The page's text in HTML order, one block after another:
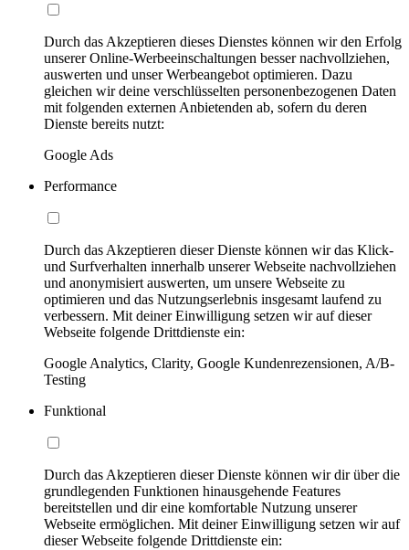
Durch das Akzeptieren dieses Dienstes können wir den Erfolg
unserer Online-Werbeeinschaltungen besser nachvollziehen,
auswerten und unser Werbeangebot optimieren. Dazu
gleichen wir deine verschlüsselten personenbezogenen Daten
mit folgenden externen Anbietenden ab, sofern du deren
Dienste bereits nutzt:
Google Ads
Performance
Durch das Akzeptieren dieser Dienste können wir das Klick-
und Surfverhalten innerhalb unserer Webseite nachvollziehen
und anonymisiert auswerten, um unsere Webseite zu
optimieren und das Nutzungserlebnis insgesamt laufend zu
verbessern. Mit deiner Einwilligung setzen wir auf dieser
Webseite folgende Drittdienste ein:
Google Analytics, Clarity, Google Kundenrezensionen, A/B-
Testing
Funktional
Durch das Akzeptieren dieser Dienste können wir dir über die
grundlegenden Funktionen hinausgehende Features
bereitstellen und dir eine komfortable Nutzung unserer
Webseite ermöglichen. Mit deiner Einwilligung setzen wir auf
dieser Webseite folgende Drittdienste ein: